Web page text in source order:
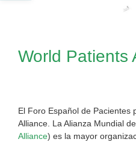
World Patients
El Foro Español de Pacientes
Alliance. La Alianza Mundial
Alliance) es la mayor